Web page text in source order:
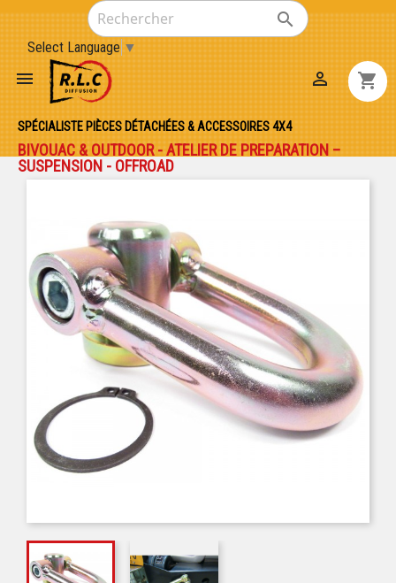

Select Language ▼
 shopping_cart

SPÉCIALISTE PIÈCES DÉTACHÉES & ACCESSOIRES 4X4
BIVOUAC & OUTDOOR - ATELIER DE PREPARATION –
SUSPENSION - OFFROAD